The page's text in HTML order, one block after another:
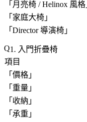
「 月亮椅 / Helinox 風格
「 家庭大椅 」
「 Director 導演椅 」
1. 入門折疊椅
項目
「 價格 」
「 重量 」
「 收納 」
「 承重 」